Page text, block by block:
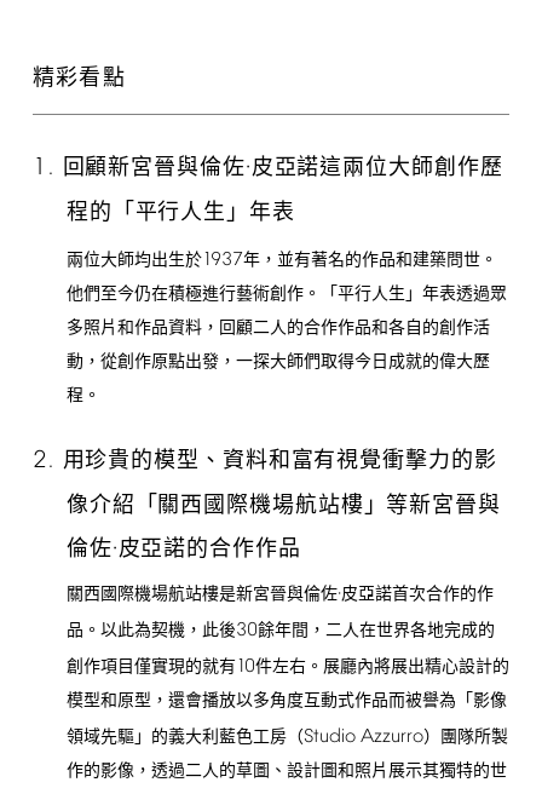
精彩看點
1. 回顧新宮晉與倫佐·皮亞諾這兩位大師創作歷
程的「平行人生」年表
兩位大師均出生於1937年，並有著名的作品和建築問世。
他們至今仍在積極進行藝術創作。「平行人生」年表透過眾
多照片和作品資料，回顧二人的合作作品和各自的創作活
動，從創作原點出發，一探大師們取得今日成就的偉大歷
程。
2. 用珍貴的模型、資料和富有視覺衝擊力的影
像介紹「關西國際機場航站樓」等新宮晉與
倫佐·皮亞諾的合作作品
關西國際機場航站樓是新宮晉與倫佐·皮亞諾首次合作的作
品。以此為契機，此後30餘年間，二人在世界各地完成的
創作項目僅實現的就有10件左右。展廳內將展出精心設計的
模型和原型，還會播放以多角度互動式作品而被譽為「影像
領域先驅」的義大利藍色工房（Studio Azzurro）團隊所製
作的影像，透過二人的草圖、設計圖和照片展示其獨特的世